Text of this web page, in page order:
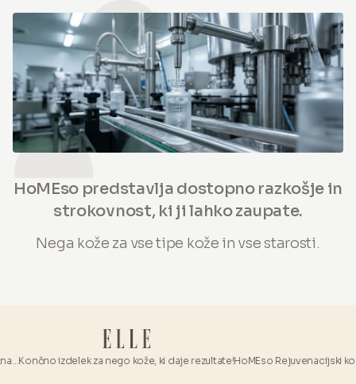
HoMEso predstavlja dostopno razkošje in
strokovnost, ki ji lahko zaupate.
Nega kože za vse tipe kože in vse starosti.
izdelek za nego kože, ki daje rezultate!HoMEso Rejuvenacijski komplet